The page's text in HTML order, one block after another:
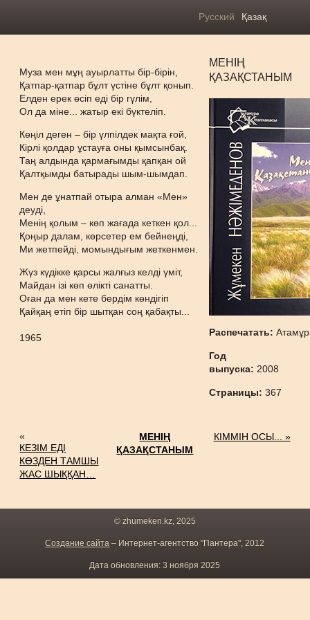
Русский Қазақ
Муза мен мұң ауырлатты бір-бірін,
Қатпар-қатпар бұлт үстіне бұлт қонып.
Елден ерек өсіп еді бір гүлім,
Ол да міне... жатыр екі бүктеліп.
Көңіл деген – бір үлпілдек мақта ғой,
Кірлі қолдар ұстауға оны қымсынбақ.
Таң алдында қармағымды қапқан ой
Қалтқымды батырады шым-шымдап.
Мен де ұнатпай отыра алман «Мен»
деуді,
Менің қолым – көп жағада кеткен қол...
Қоңыр далам, көрсетер ем бейнеңді,
Ми жетпейді, момындығым жеткенмен.
Жүз күдікке қарсы жалғыз келді үміт,
Майдан ізі көп өлікті санатты.
Оған да мен кете бердім көндігіп
Қайқаң етіп бір шытқан соң қабақты...
1965
МЕНІҢ
ҚАЗАҚСТАНЫМ
Распечатать:
Год
выпуска: 2008
Страницы:367
«
КЕЗІМ ЕДІ
КӨЗДЕН ТАМШЫ
ЖАС ШЫҚҚАН…
МЕНІҢ
ҚАЗАҚСТАНЫМ
КІММІН ОСЫ... »
© zhumeken.kz, 2025
Создание сайта – Интернет-агентство "Пантера", 2012
Дата обновления: 3 ноября 2025